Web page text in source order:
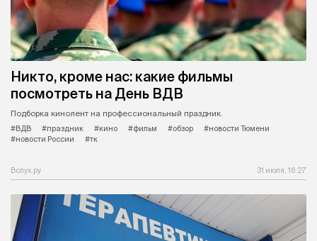
Никто, кроме нас: какие фильмы
посмотреть на День ВДВ
Подборка кинолент на профессиональный праздник.
#ВДВ
#праздник #кино #фильм #обзор
#новости Тюмени
#новости России
#тк
Вслух.ру 31 июля, 16:27